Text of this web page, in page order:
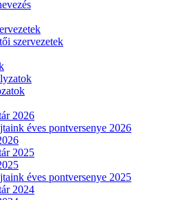
szervezetek
2026
éves pontversenye 2026
2025
éves pontversenye 2025
2024